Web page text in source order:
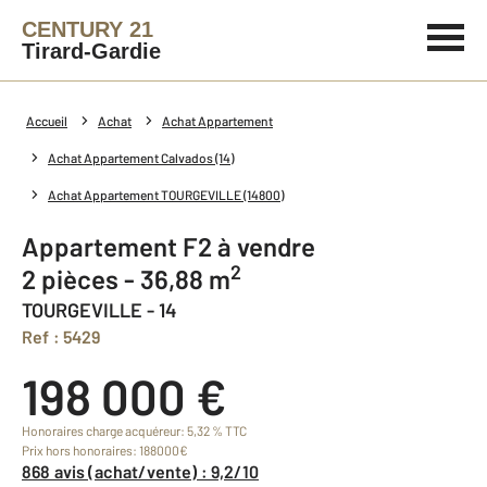
CENTURY 21
Tirard-Gardie
Accueil Achat Achat Appartement
Achat Appartement Calvados (14)
Achat Appartement TOURGEVILLE (14800)
Appartement F2 à vendre
2 pièces - 36,88 m2
TOURGEVILLE - 14
Ref : 5429
198 000 €
Honoraires charge acquéreur: 5,32 % TTC
Prix hors honoraires: 188000€
868 avis (achat/vente) : 9,2/10